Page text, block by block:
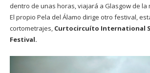
dentro de unas horas, viajará a Glasgow de la
El propio Pela del Álamo dirige otro festival,
cortometrajes, Curtocircuíto International
Festival.